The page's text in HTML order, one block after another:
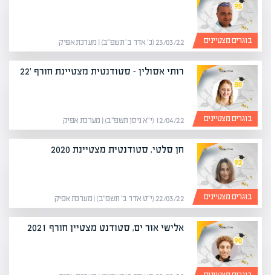
בוגרים מצטיינים 23/03/22 (כ׳ אדר ב׳ תשפ״ב) | מערכת אפיק
בוגרים מצטיינים
רותי אסולין – סטודנטית מצטיינת חורף '22
12/04/22 (י״א ניסן תשפ״ב) | מערכת אפיק
בוגרים מצטיינים
חן סלטי, סטודנטית מצטיינת 2020
22/03/22 (י״ט אדר ב׳ תשפ״ב) | מערכת אפיק
אלישי אור ים, סטודנט מצטיין חורף 2021